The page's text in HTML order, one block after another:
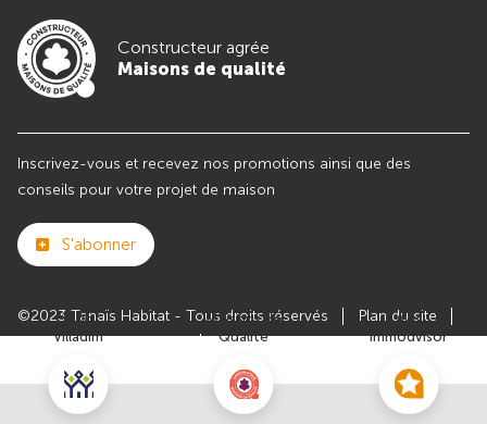
Club
Villadim
Maisons de
Qualité
Avis
Immodvisor
Constructeur agrée
Maisons de qualité
Inscrivez-vous et recevez nos promotions ainsi que des
conseils pour votre projet de maison
S'abonner
©2023 Tanaïs Habitat - Tous droits réservés
Plan du site
Paramètres des cookies
Politiques de Confidentialités
Mentions légales
Recrutement
Le groupe VILLADIM